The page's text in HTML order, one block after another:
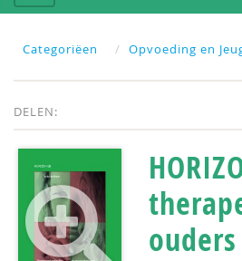
Categoriëen Opvoeding en
DELEN:
ouders